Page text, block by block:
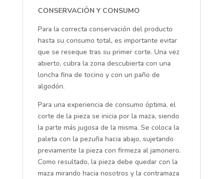
CONSERVACIÓN Y CONSUMO
Para la correcta conservación del producto
hasta su consumo total, es importante evitar
que se reseque tras su primer corte. Una vez
abierto, cubra la zona descubierta con una
loncha fina de tocino y con un paño de
algodón.
Para una experiencia de consumo óptima, el
corte de la pieza se inicia por la maza, siendo
la parte más jugosa de la misma. Se coloca la
paleta con la pezuña hacia abajo, sujetando
previamente la pieza con firmeza al jamonero.
Como resultado, la pieza debe quedar con la
maza mirando hacia nosotros y la contramaza